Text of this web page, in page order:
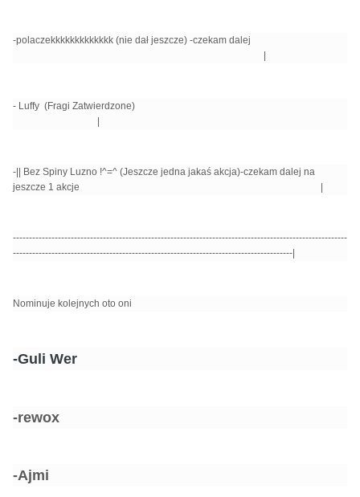
-polaczekkkkkkkkkkkkk (nie dał jeszcze) -czekam dalej
- Luffy (Fragi Zatwierdzone)
- || Bez Spiny Luzno !^=^ (Jeszcze jedna jakaś akcja)-czekam dalej na
jeszcze 1 akcje |
--------------------------------------------------------------------------------------------------------
---------------------------------------------------------------------------------------|
Nominuje kolejnych oto oni
-Guli Wer
-rewox
-Ajmi